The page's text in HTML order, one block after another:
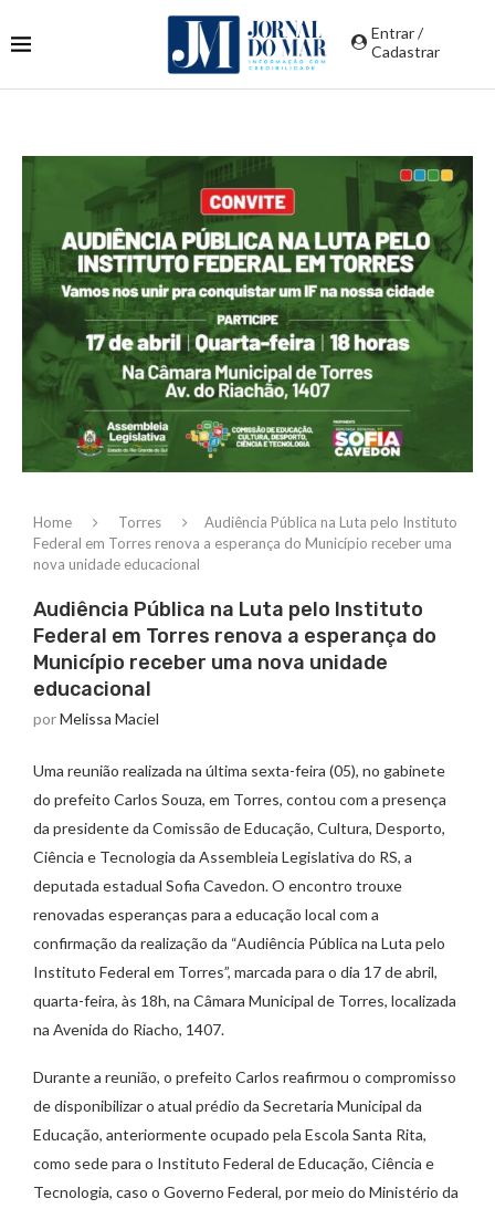
Entrar /
Cadastrar
Home Torres
Audiência Pública na Luta pelo Instituto
Federal em Torres renova a esperança do Município receber uma
nova unidade educacional
Audiência Pública na Luta pelo Instituto
Federal em Torres renova a esperança do
Município receber uma nova unidade
educacional
porMelissa Maciel
Uma reunião realizada na última sexta-feira (05), no gabinete
do prefeito Carlos Souza, em Torres, contou com a presença
da presidente da Comissão de Educação, Cultura, Desporto,
Ciência e Tecnologia da Assembleia Legislativa do RS, a
deputada estadual Sofia Cavedon. O encontro trouxe
renovadas esperanças para a educação local com a
confirmação da realização da “Audiência Pública na Luta pelo
Instituto Federal em Torres”, marcada para o dia 17 de abril,
quarta-feira, às 18h, na Câmara Municipal de Torres, localizada
na Avenida do Riacho, 1407.
Durante a reunião, o prefeito Carlos reafirmou o compromisso
de disponibilizar o atual prédio da Secretaria Municipal da
Educação, anteriormente ocupado pela Escola Santa Rita,
como sede para o Instituto Federal de Educação, Ciência e
Tecnologia, caso o Governo Federal, por meio do Ministério da